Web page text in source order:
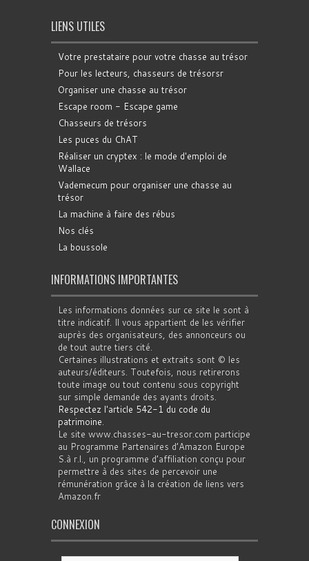
LIENS UTILES
Votre prestataire pour votre chasse au trésor
Pour les lecteurs, chasseurs de trésorsr
Organiser une chasse au trésor
Escape room - Escape game
Chasseurs de trésors
Les puces du ChAT
Réaliser un cryptex : le mode d'emploi de
Wallace
Vademecum pour organiser une chasse au
trésor
La machine à faire des rébus
Nos clés
La boussole
INFORMATIONS IMPORTANTES
Les informations données sur ce site le sont à
titre indicatif. Il vous appartient de les vérifier
auprès des organisateurs, des annonceurs ou
de tout autre tiers cité.
Certaines illustrations et extraits sont © les
auteurs/éditeurs. Toutefois, nous retirerons
toute image ou tout contenu sous copyright
sur simple demande des ayants droits.
Respectez l'article 542-1 du code du
patrimoine.
Le site www.chasses-au-tresor.com participe
au Programme Partenaires d’Amazon Europe
S.à r.l., un programme d’affiliation conçu pour
permettre à des sites de percevoir une
rémunération grâce à la création de liens vers
Amazon.fr
CONNEXION